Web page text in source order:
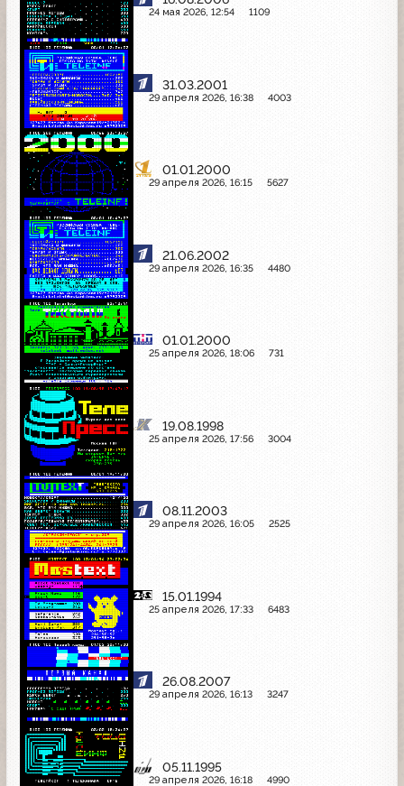
24 мая 2026, 12:54 1109
31.03.2001
29 апреля 2026, 16:38 4003
01.01.2000
29 апреля 2026, 16:15 5627
21.06.2002
29 апреля 2026, 16:35 4480
01.01.2000
25 апреля 2026, 18:06 731
19.08.1998
25 апреля 2026, 17:56 3004
08.11.2003
29 апреля 2026, 16:05 2525
15.01.1994
25 апреля 2026, 17:33 6483
26.08.2007
29 апреля 2026, 16:13 3247
05.11.1995
29 апреля 2026, 16:18 4990